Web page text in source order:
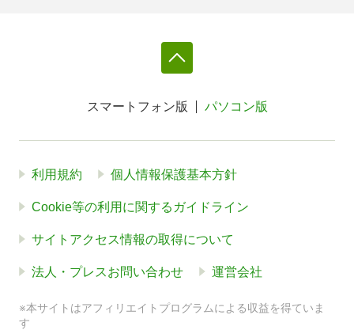
スマートフォン版 パソコン版
利用規約 個人情報保護基本方針
Cookie等の利用に関するガイドライン
サイトアクセス情報の取得について
法人・プレスお問い合わせ 運営会社
※本サイトはアフィリエイトプログラムによる収益を得ていま
す